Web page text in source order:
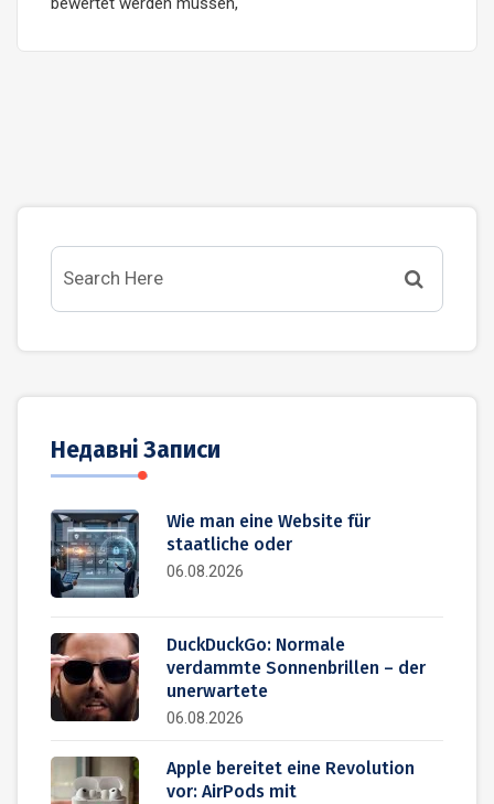
Недавні Записи
Wie man eine Website für
staatliche oder
06.08.2026
DuckDuckGo: Normale
verdammte Sonnenbrillen – der
unerwartete
06.08.2026
Apple bereitet eine Revolution
vor: AirPods mit